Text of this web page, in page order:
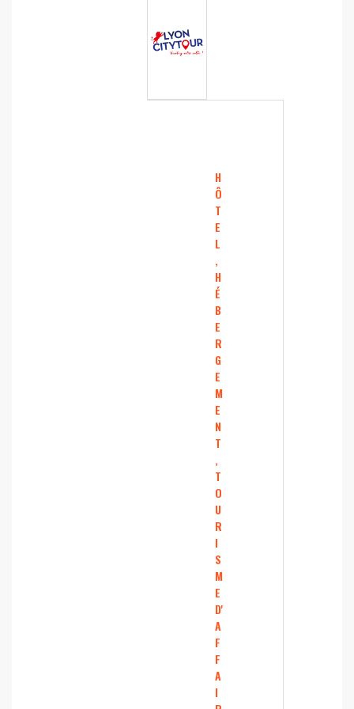
H
Ô
T
E
L
,
H
É
B
E
R
G
E
M
E
N
T
,
T
O
U
R
I
S
M
E
D'
A
F
F
A
I